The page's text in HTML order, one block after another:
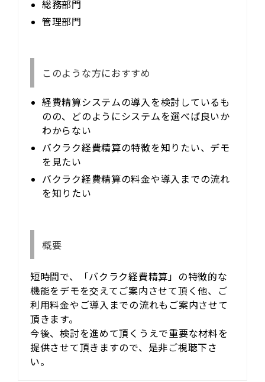
総務部門
管理部門
このような方におすすめ
経費精算システムの導入を検討しているも
のの、どのようにシステムを選べば良いか
わからない
バクラク経費精算の特徴を知りたい、デモ
を見たい
バクラク経費精算の料金や導入までの流れ
を知りたい
概要
短時間で、「バクラク経費精算」の特徴的な
機能をデモを交えてご案内させて頂く他、ご
利用料金やご導入までの流れもご案内させて
頂きます。
今後、検討を進めて頂くうえで重要な材料を
提供させて頂きますので、是非ご視聴下さ
い。